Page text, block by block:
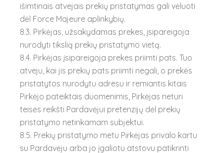
išimtinais atvejais prekių pristatymas gali vėluoti
dėl Force Majeure aplinkybių.
8.3. Pirkėjas, užsakydamas prekes, įsipareigoja
nurodyti tikslią prekių pristatymo vietą.
8.4. Pirkėjas įsipareigoja prekes priimti pats. Tuo
atveju, kai jis prekių pats priimti negali, o prekės
pristatytos nurodytu adresu ir remiantis kitais
Pirkėjo pateiktais duomenimis, Pirkėjas neturi
teisės reikšti Pardavėjui pretenzijų dėl prekių
pristatymo netinkamam subjektui.
8.5. Prekių pristatymo metu Pirkėjas privalo kartu
su Pardavėju arba jo įgaliotu atstovu patikrinti